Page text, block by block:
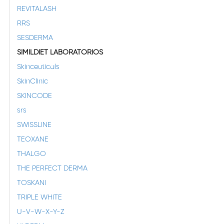
REVITALASH
RRS
SESDERMA
SIMILDIET LABORATORIOS
Skinceuticals
SkinClinic
SKINCODE
srs
SWISSLINE
TEOXANE
THALGO
THE PERFECT DERMA
TOSKANI
TRIPLE WHITE
U-V-W-X-Y-Z